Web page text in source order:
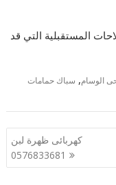
المستقبلية التي قد
الوسام, سباك حمامات
كهربائى ظهرة لبن
0576833681